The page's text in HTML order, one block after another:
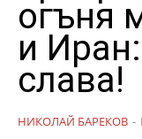
огъня
и
слава!
НИКОЛАЙ БАРЕКОВ -